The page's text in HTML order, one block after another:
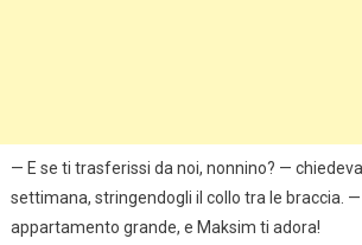
— E se ti trasferissi da noi, nonnino? —
settimana, stringendogli il collo tra le braccia.
appartamento grande, e Maksim ti adora!